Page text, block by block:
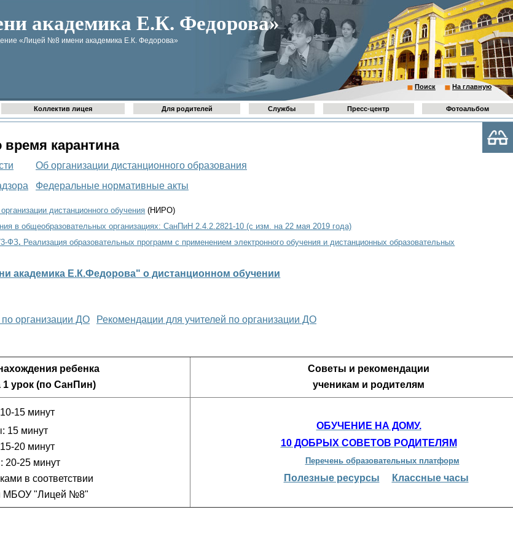
академика Е.К. Федорова»
«Лицей №8 имени академика Е.К. Федорова»
Поиск На главную
карантина
Об организации дистанционного образования
Федеральные нормативные акты
дистанционного обучения (НИРО)
в общеобразовательных организациях: СанПиН 2.4.2.2821-10 (с изм. на 22 мая 2019 года)
ФЗ. Реализация образовательных программ с применением электронного обучения и дистанционных образовательных
академика Е.К.Федорова" о дистанционном обучении
организации ДО Рекомендации для учителей по организации ДО
ребенка
урок (по СанПин)
Советы и рекомендации
ученикам и родителям
15 минут
15 минут
20 минут
20-25 минут
в соответствии
МБОУ "Лицей №8"
ОБУЧЕНИЕ НА ДОМУ.
10 ДОБРЫХ СОВЕТОВ РОДИТЕЛЯМ
Перечень образовательных платформ
Полезные ресурсы Классные часы
Коллектив лицея Для родителей Службы Пресс-центр Фотоальбом